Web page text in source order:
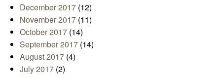
December 2017 (12)
November 2017 (11)
October 2017 (14)
September 2017 (14)
August 2017 (4)
July 2017 (2)